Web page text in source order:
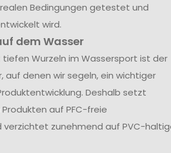
Bedingungen getestet und
wird.
dem Wasser
Wurzeln im Wassersport ist der
auf denen wir segeln, ein wichtiger
Deshalb setzt
auf PFC-freie
verzichtet zunehmend auf PVC-